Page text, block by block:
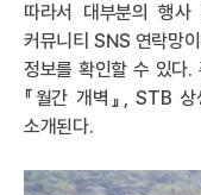
따라서 대부분의 행
커뮤니티 SNS 연락망
정보를 확인할 수 있다.
『월간 개벽』, STB
소개된다.